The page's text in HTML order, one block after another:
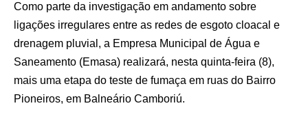
Como parte da investigação em andamento sobre
ligações irregulares entre as redes de esgoto cloacal e
drenagem pluvial, a Empresa Municipal de Água e
Saneamento (Emasa) realizará, nesta quinta-feira (8),
mais uma etapa do teste de fumaça em ruas do Bairro
Pioneiros, em Balneário Camboriú.